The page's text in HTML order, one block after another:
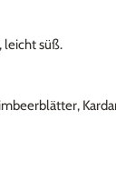
leicht süß.